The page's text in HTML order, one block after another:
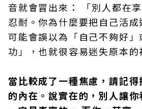
音就會冒出來： 「別人都在
忍耐。你為什麼要把自己活
可能會誤以為「自己不夠好
功」，也就很容易迷失原本的
當比較成了一種焦慮，請記
的內在。說實在的，別人讓